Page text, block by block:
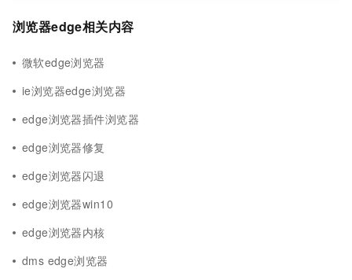
浏览器edge相关内容
微软edge浏览器
ie浏览器edge浏览器
edge浏览器插件浏览器
edge浏览器修复
edge浏览器闪退
edge浏览器win10
edge浏览器内核
dms edge浏览器